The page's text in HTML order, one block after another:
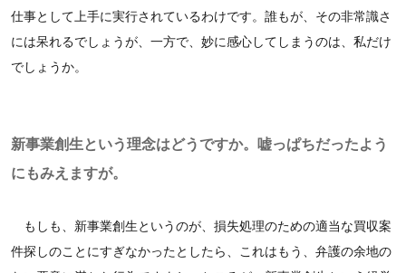
仕事として上手に実行されているわけです。誰もが、その非常識さ
には呆れるでしょうが、一方で、妙に感心してしまうのは、私だけ
でしょうか。
新事業創生という理念はどうですか。嘘っぱちだったよう
にもみえますが。
もしも、新事業創生というのが、損失処理のための適当な買収案
件探しのことにすぎなかったとしたら、これはもう、弁護の余地の